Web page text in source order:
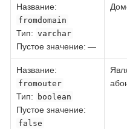
Название:
fromdomain
Тип: varchar
Пустое значение: —
Название:
fromouter
Тип: boolean
Пустое значение:
false